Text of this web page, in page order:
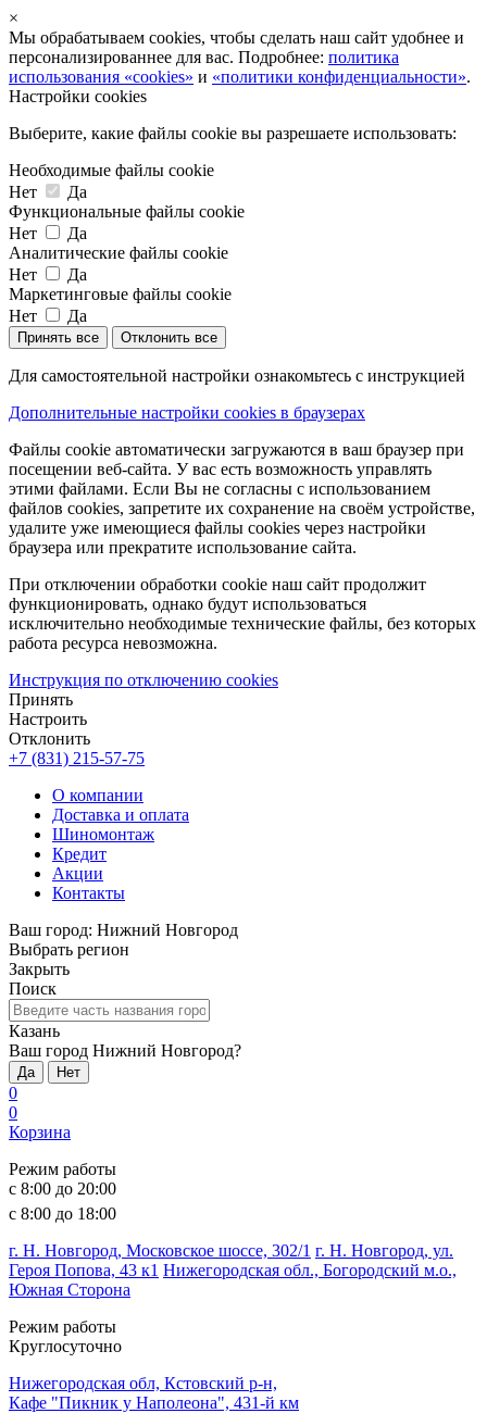
×
Мы обрабатываем cookies, чтобы сделать наш сайт удобнее и
персонализированнее для вас. Подробнее: политика
использования «cookies» и «политики конфиденциальности».
Настройки cookies
Выберите, какие файлы cookie вы разрешаете использовать:
Необходимые файлы cookie
Нет
Да
Функциональные файлы cookie
Нет
Да
Аналитические файлы cookie
Нет
Да
Маркетинговые файлы cookie
Нет
Да
Принять все Отклонить все
Для самостоятельной настройки ознакомьтесь с инструкцией
Дополнительные настройки cookies в браузерах
Файлы cookie автоматически загружаются в ваш браузер при
посещении веб-сайта. У вас есть возможность управлять
этими файлами. Если Вы не согласны с использованием
файлов cookies, запретите их сохранение на своём устройстве,
удалите уже имеющиеся файлы cookies через настройки
браузера или прекратите использование сайта.
При отключении обработки cookie наш сайт продолжит
функционировать, однако будут использоваться
исключительно необходимые технические файлы, без которых
работа ресурса невозможна.
Инструкция по отключению cookies
Принять
Настроить
Отклонить
+7 (831) 215-57-75
О компании
Доставка и оплата
Шиномонтаж
Кредит
Акции
Контакты
Ваш город: Нижний Новгород
Выбрать регион
Закрыть
Поиск
Казань
Ваш город Нижний Новгород?
Да Нет
0
0
Корзина
Режим работы
с 8:00 до 20:00
с 8:00 до 18:00
г. Н. Новгород, Московское шоссе, 302/1 г. Н. Новгород, ул.
Героя Попова, 43 к1 Нижегородская обл., Богородский м.о.,
Южная Сторона
Режим работы
Круглосуточно
Нижегородская обл, Кстовский р-н,
Кафе "Пикник у Наполеона", 431-й км